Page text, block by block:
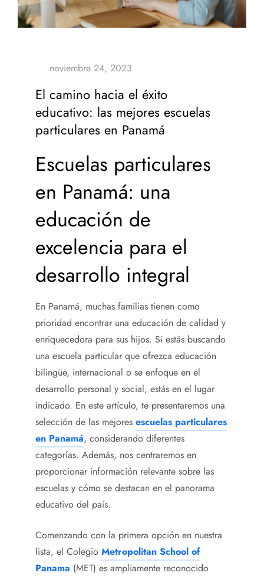
El camino hacia el éxito
educativo: las mejores escuelas
particulares en Panamá
Escuelas particulares
en Panamá: una
educación de
excelencia para el
desarrollo integral
En Panamá, muchas familias tienen como
prioridad encontrar una educación de calidad y
enriquecedora para sus hijos. Si estás buscando
una escuela particular que ofrezca educación
bilingüe, internacional o se enfoque en el
desarrollo personal y social, estás en el lugar
indicado. En este artículo, te presentaremos una
selección de las mejores escuelas particulares
en Panamá, considerando diferentes
categorías. Además, nos centraremos en
proporcionar información relevante sobre las
escuelas y cómo se destacan en el panorama
educativo del país.
Comenzando con la primera opción en nuestra
lista, el Colegio Metropolitan School of
Panama (MET) es ampliamente reconocido